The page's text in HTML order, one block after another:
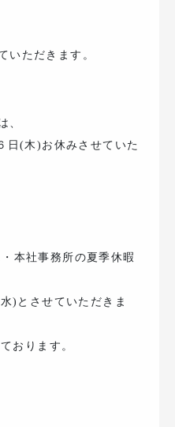
いただきます。
、
(木)お休みさせていた
本社事務所の夏季休暇
)とさせていただきま
おります。